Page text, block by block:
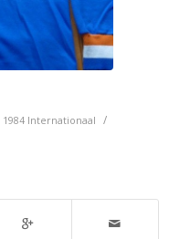
1984 Internationaal /